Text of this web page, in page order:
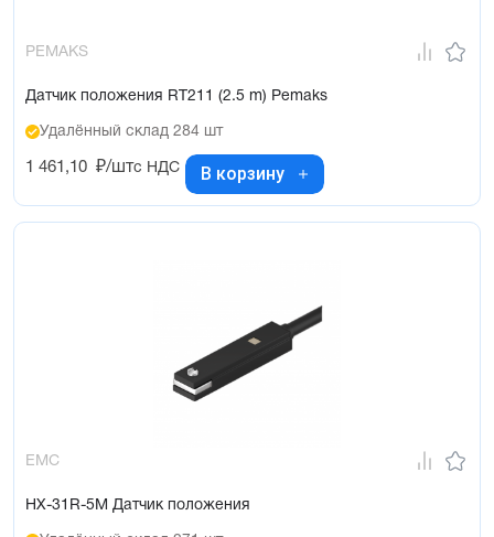
PEMAKS
Датчик положения RT211 (2.5 m) Pemaks
Удалённый склад 284 шт
1 461,10 ₽/штс НДС В корзину
EMC
HX-31R-5M Датчик положения